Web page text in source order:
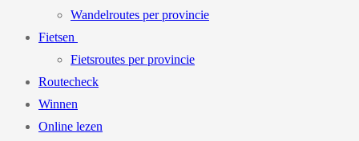
Wandelroutes per provincie
Fietsen
Fietsroutes per provincie
Routecheck
Winnen
Online lezen